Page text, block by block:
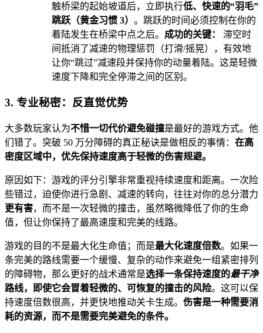
触桥梁的起始坡道后，立即执行低、快速的“羽毛”
跳跃（黄金习惯 3） 。跳跃的时间必须控制在你的
着陆发生在桥梁中点之后。 成功的关键：
滞空时
间抵消了减速的物理惩罚（打滑/摇晃），有效地
让你“跳过”减速段并保持你的动量着陆。这是轻微
速度下降和完全停滞之间的区别。
3. 专业秘密：反直觉优势
大多数玩家认为不惜一切代价避免碰撞是最好的游戏方式。他
们错了。突破 50 万分障碍的真正秘诀是做相反的事情： 在高
密度区域中，优先保持速度高于轻微的伤害规避。
原因如下：游戏的评分引擎非常重视持续速度和距离。一次险
些错过，迫使你进行急剧、减速的转向，往往对你的总分潜力
更有害，而不是一次轻微的撞击，虽然略微降低了你的生命
值，但让你保持了最高速度和完美的线路。
游戏的目的不是最大化生命值；而是最大化速度倍数。如果一
条完美的路线需要一个缓慢、复杂的动作来避免一组紧密排列
的障碍物，那么更好的战术通常是选择一条保持速度的最干净
路线，即使它会冒着轻微的、可恢复的撞击的风险。这可以保
持速度倍数很高，并更快地推动关卡生成。 伤害是一种需要消
耗的资源，而不是需要完美避免的条件。